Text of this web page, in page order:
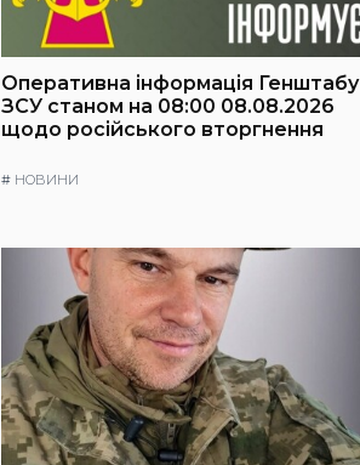
Оперативна інформація Генштабу
ЗСУ станом на 08:00 08.08.2026
щодо російського вторгнення
# НОВИНИ